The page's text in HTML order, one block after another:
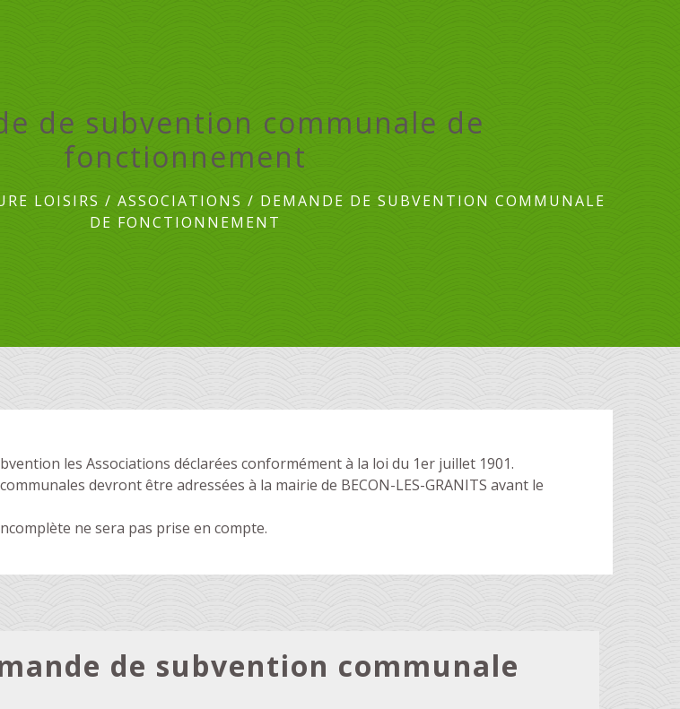
de subvention communale de
fonctionnement
LOISIRS / ASSOCIATIONS / DEMANDE DE SUBVENTION COMMUNALE
DE FONCTIONNEMENT
les Associations déclarées conformément à la loi du 1er juillet 1901.
devront être adressées à la mairie de BECON-LES-GRANITS avant le
ne sera pas prise en compte.
de subvention communale